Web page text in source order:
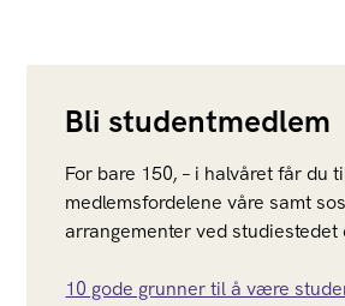
Bli studentmedlem
For bare 150, – i halvåret får du
medlemsfordelene våre samt
arrangementer ved studiestedet
10 gode grunner til å være